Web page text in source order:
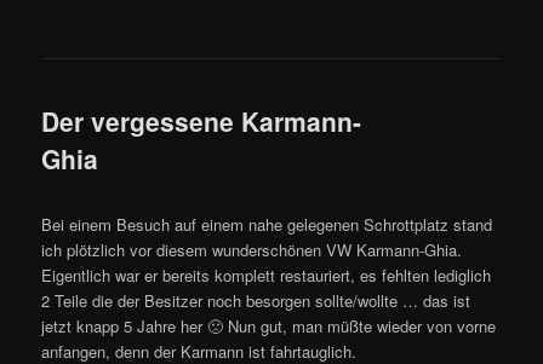
Der vergessene Karmann-
Ghia
Bei einem Besuch auf einem nahe gelegenen Schrottplatz stand
ich plötzlich vor diesem wunderschönenVW Karmann-Ghia.
Eigentlich war er bereits komplett restauriert, es fehlten lediglich
2 Teile die der Besitzer noch besorgen sollte/wollte … das ist
jetzt knapp 5 Jahre her 🙁 Nun gut, man müßte wieder von vorne
anfangen, denn der Karmann ist fahrtauglich.